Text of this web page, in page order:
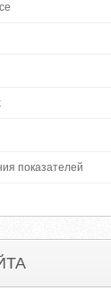
показателей